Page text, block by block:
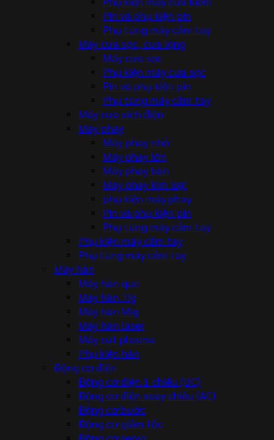
Pin và phụ kiện pin
Phụ tùng máy cầm tay
Máy cưa sọc, cưa lọng
Máy cưa sọc
Phụ kiện máy cưa sọc
Pin và phụ kiện pin
Phụ tùng máy cầm tay
Máy cưa xích điện
Máy phay
Máy phay nhỏ
Máy phay lớn
Máy phay bàn
Máy phay kim loại
phụ kiện máy phay
Pin và phụ kiện pin
Phụ tùng máy cầm tay
Phụ kiện máy cầm tay
Phụ tùng máy cầm tay
Máy hàn
Máy hàn que
Máy hàn Tig
Máy hàn Mig
Máy hàn laser
Máy cut plasma
Phụ kiện hàn
Động cơ điện
Động cơ điện 1 chiều (DC)
Động cơ điện xoay chiều (AC)
Động cơ bước
Động cơ giảm tốc